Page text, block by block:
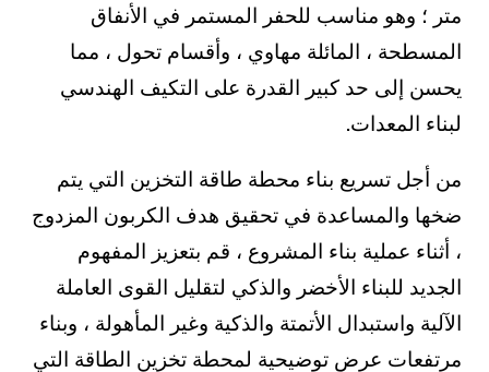
متر ؛ وهو مناسب للحفر المستمر في الأنفاق
المسطحة ، المائلة مهاوي ، وأقسام تحول ، مما
يحسن إلى حد كبير القدرة على التكيف الهندسي
لبناء المعدات.
من أجل تسريع بناء محطة طاقة التخزين التي يتم
ضخها والمساعدة في تحقيق هدف الكربون المزدوج
، أثناء عملية بناء المشروع ، قم بتعزيز المفهوم
الجديد للبناء الأخضر والذكي لتقليل القوى العاملة
الآلية واستبدال الأتمتة والذكية وغير المأهولة ، وبناء
مرتفعات عرض توضيحية لمحطة تخزين الطاقة التي